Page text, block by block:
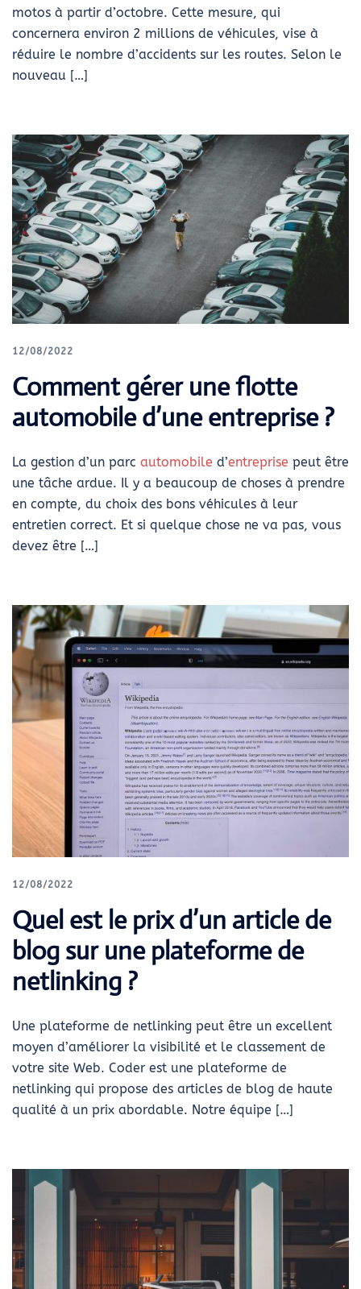
motos à partir d’octobre. Cette mesure, qui
concernera environ 2 millions de véhicules, vise à
réduire le nombre d’accidents sur les routes. Selon le
nouveau […]
12/08/2022
Comment gérer une flotte
automobile d’une entreprise ?
La gestion d’un parc automobile d’entreprise peut être
une tâche ardue. Il y a beaucoup de choses à prendre
en compte, du choix des bons véhicules à leur
entretien correct. Et si quelque chose ne va pas, vous
devez être […]
12/08/2022
Quel est le prix d’un article de
blog sur une plateforme de
netlinking ?
Une plateforme de netlinking peut être un excellent
moyen d’améliorer la visibilité et le classement de
votre site Web. Coder est une plateforme de
netlinking qui propose des articles de blog de haute
qualité à un prix abordable. Notre équipe […]